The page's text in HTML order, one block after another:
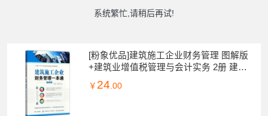
系统繁忙,请稍后再试!
[粉象优品]建筑施工企业财务管理 图解版
+建筑业增值税管理与会计实务 2册 建筑
施工企业财务管理 建筑业会计核算 建筑
￥ 24.00